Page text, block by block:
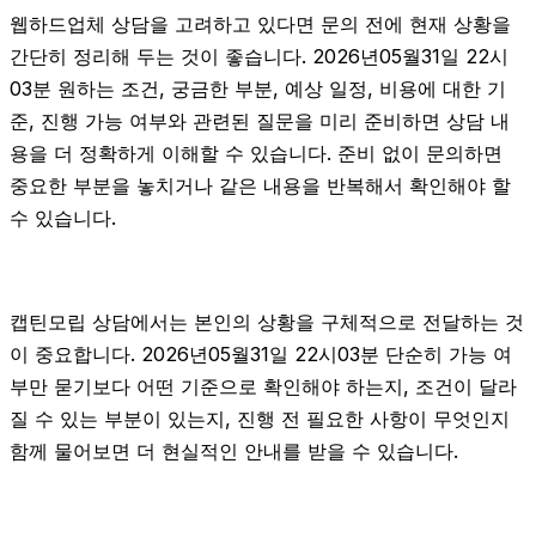
웹하드업체 상담을 고려하고 있다면 문의 전에 현재 상황을
간단히 정리해 두는 것이 좋습니다. 2026년05월31일 22시
03분 원하는 조건, 궁금한 부분, 예상 일정, 비용에 대한 기
준, 진행 가능 여부와 관련된 질문을 미리 준비하면 상담 내
용을 더 정확하게 이해할 수 있습니다. 준비 없이 문의하면
중요한 부분을 놓치거나 같은 내용을 반복해서 확인해야 할
수 있습니다.
캡틴모립 상담에서는 본인의 상황을 구체적으로 전달하는 것
이 중요합니다. 2026년05월31일 22시03분 단순히 가능 여
부만 묻기보다 어떤 기준으로 확인해야 하는지, 조건이 달라
질 수 있는 부분이 있는지, 진행 전 필요한 사항이 무엇인지
함께 물어보면 더 현실적인 안내를 받을 수 있습니다.